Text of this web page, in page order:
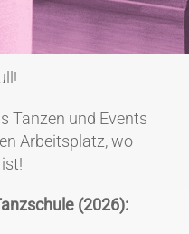
EVENTS
Kontakt & Anfahrt
Tanzen und Events
Arbeitsplatz, wo
(2026):